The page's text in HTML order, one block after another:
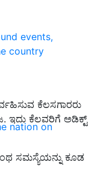
events,
country
nation on
ಕೆಲಸಗಾರರು
ಇದು ಕೆಲವರಿಗೆ ಅಡಿಕ್ಟ್‌
ಸಮಸ್ಯೆಯನ್ನು ಕೂಡ